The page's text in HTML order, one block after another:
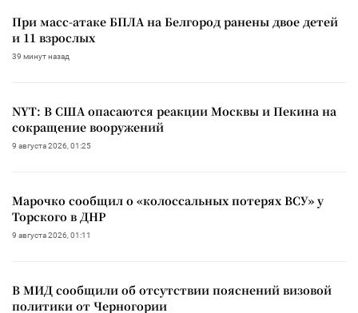
При масс-атаке БПЛА на Белгород ранены двое детей
и 11 взрослых
39 минут назад
NYT: В США опасаются реакции Москвы и Пекина на
сокращение вооружений
9 августа 2026, 01:25
Марочко сообщил о «колоссальных потерях ВСУ» у
Торского в ДНР
9 августа 2026, 01:11
В МИД сообщили об отсутствии пояснений визовой
политики от Черногории